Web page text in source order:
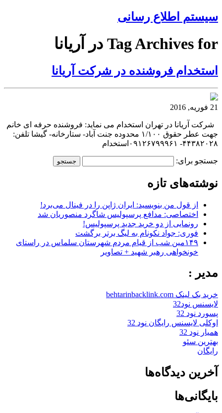
سیستم اطلاع رسانی
Tag Archives for در آریانا
استخدام فروشنده در شرکت آریانا
21 فوریه, 2016
شرکت آریانا در تهران استخدام می نماید: فروشنده حرفه ای خانم
جهت عطر حقوق ۱/۱۰۰ محدوده جنت آباد- ستارخانه- گیشا تلفن:
۴۴۳۸۲۰۲۸- ۰۹۱۲۶۷۹۹۹۶۱استخدام
جستجو برای:
نوشته‌های تازه
از قول من بنویسید: ایران ژاپن را در فینال می‌برد!
اختصاصی: مدافع پرسپولیس شاگرد منصوریان شد
رونمایی از دو خرید جدید پرسپولیس!
فوری: جواد نکونام به لیگ برتر برگشت
۱۴۹مین شب از قیام مردم شهرستان سلماس در راستای
خونخواهی رهبر شهید + تصاویر
مدیر :
خرید بک لینک behtarinbacklink.com
لایسنس نود32
پسورد نود 32
اوکلی لایسنس رایگان نود 32
همیار نود 32
بهترین سئو
رایگان
آخرین دیدگاه‌ها
بایگانی‌ها